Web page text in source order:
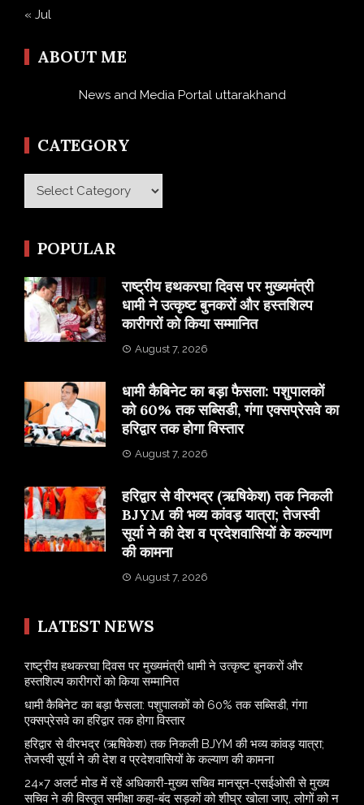
« Jul
ABOUT ME
News and Media Portal uttarakhand
CATEGORY
Category
POPULAR
राष्ट्रीय हथकरघा दिवस पर मुख्यमंत्री
धामी ने उत्कृष्ट बुनकरों और हस्तशिल्प
कारीगरों को किया सम्मानित
August 7, 2026
​धामी कैबिनेट का बड़ा फैसला: पशुपालकों
को 60% तक सब्सिडी, गंगा एक्सप्रेसवे का
हरिद्वार तक होगा विस्तार
August 7, 2026
​हरिद्वार से वीरभद्र (ऋषिकेश) तक निकली
BJYM की भव्य कांवड़ यात्रा; तेजस्वी
सूर्या ने की देश व प्रदेशवासियों के कल्याण
की कामना
August 7, 2026
LATEST NEWS
राष्ट्रीय हथकरघा दिवस पर मुख्यमंत्री धामी ने उत्कृष्ट बुनकरों और
हस्तशिल्प कारीगरों को किया सम्मानित
​धामी कैबिनेट का बड़ा फैसला: पशुपालकों को 60% तक सब्सिडी, गंगा
एक्सप्रेसवे का हरिद्वार तक होगा विस्तार
​हरिद्वार से वीरभद्र (ऋषिकेश) तक निकली BJYM की भव्य कांवड़ यात्रा;
तेजस्वी सूर्या ने की देश व प्रदेशवासियों के कल्याण की कामना
24×7 अलर्ट मोड में रहें अधिकारी-मुख्य सचिव मानसून-एसईओसी से मुख्य
सचिव ने की विस्तृत समीक्षा कहा-बंद सड़कों को शीघ्र खोला जाए, लोगों को न